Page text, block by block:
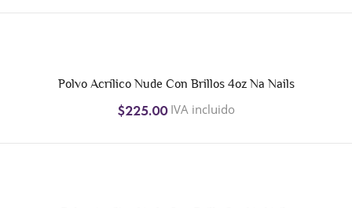
Polvo Acrílico Nude Con Brillos 4oz Na Nails
$225.00IVA incluido